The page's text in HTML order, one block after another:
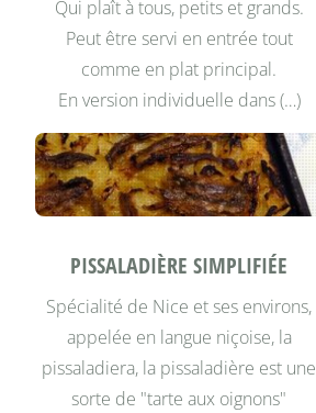
Qui plaît à tous, petits et grands.
Peut être servi en entrée tout
comme en plat principal.
En version individuelle dans (…)
PISSALADIÈRE SIMPLIFIÉE
Spécialité de Nice et ses environs,
appelée en langue niçoise, la
pissaladiera, la pissaladière est une
sorte de "tarte aux oignons"